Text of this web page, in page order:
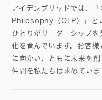
アイデンブリッドでは、
Philosophy（OLP）」と
ひとりがリーダーシップ
化を育んでいます。お客
に向かい、ともに未来を
仲間を私たちは求めていま